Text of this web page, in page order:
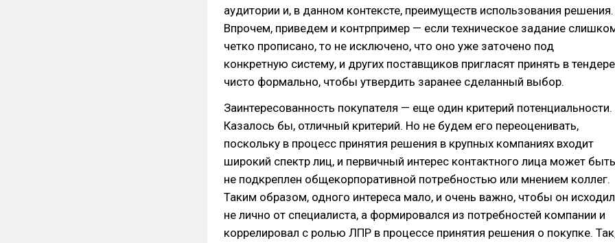
аудитории и, в данном контексте, преимуществ использования решения.
Впрочем, приведем и контрпример — если техническое задание
четко прописано, то не исключено, что оно уже заточено под
конкретную систему, и других поставщиков пригласят принять в тендере
чисто формально, чтобы утвердить заранее сделанный выбор.
Заинтересованность покупателя — еще один критерий потенциальности.
Казалось бы, отличный критерий. Но не будем его переоценивать,
поскольку в процесс принятия решения в крупных компаниях входит
широкий спектр лиц, и первичный интерес контактного лица может быть
не подкреплен общекорпоративной потребностью или мнением коллег.
Таким образом, одного интереса мало, и очень важно, чтобы он исходил
не лично от специалиста, а формировался из потребностей компании и
коррелировал с ролью ЛПР в процессе принятия решения о покупке.